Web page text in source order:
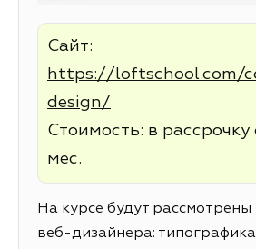
Сайт:
https://loftschool.com/
design/
Стоимость: в рассрочку
мес.
На курсе будут
веб-дизайнера: